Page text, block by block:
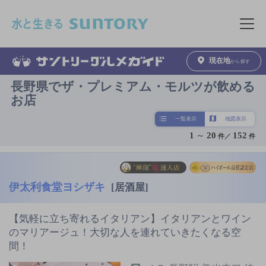
メニュ
現在地から探す
長野県でザ・プレミアム・モルツが飲める
お店
一覧表示 地図表示
1 ～ 20 件／ 152 件
伊太利食堂ヨシザキ [居酒屋]
【気軽に立ち寄れるイタリアン】イタリアンとワイン
のマリアージュ！大切な人を連れていきたくなる空
間！